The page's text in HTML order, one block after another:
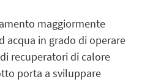
maggiormente
acqua in grado di operare
recuperatori di calore
porta a sviluppare